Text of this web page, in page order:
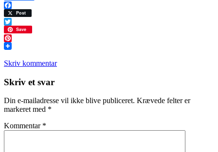
Facebook
Post
Twitter
Save
Pinterest
Skriv kommentar
Læserinteraktioner
Skriv et svar
Din e-mailadresse vil ikke blive publiceret. Krævede felter er
markeret med *
Kommentar *